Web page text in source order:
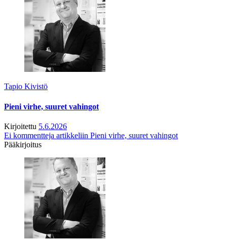
Tapio Kivistö
Pieni virhe, suuret vahingot
Kirjoitettu 5.6.2026
Ei kommentteja artikkeliin Pieni virhe, suuret vahingot
Pääkirjoitus